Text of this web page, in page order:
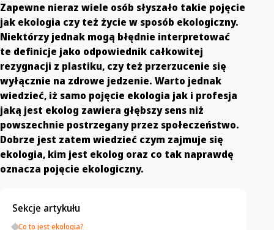
Zapewne nieraz wiele osób słyszało takie pojęcie
jak ekologia czy też życie w sposób ekologiczny.
Niektórzy jednak mogą błędnie interpretować
te definicje jako odpowiednik całkowitej
rezygnacji z plastiku, czy też przerzucenie się
wyłącznie na zdrowe jedzenie. Warto jednak
wiedzieć, iż samo pojęcie ekologia jak i profesja
jaką jest ekolog zawiera głębszy sens niż
powszechnie postrzegany przez społeczeństwo.
Dobrze jest zatem wiedzieć czym zajmuje się
ekologia, kim jest ekolog oraz co tak naprawdę
oznacza pojęcie ekologiczny.
Sekcje artykułu
Co to jest ekologia?